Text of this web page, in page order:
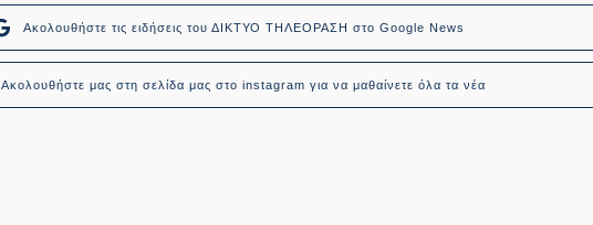
Ακολουθήστε τις ειδήσεις του ΔΙΚΤΥΟ ΤΗΛΕΟΡΑΣΗ στο Google News
Ακολουθήστε μας στη σελίδα μας στο instagram για να μαθαίνετε όλα τα νέα